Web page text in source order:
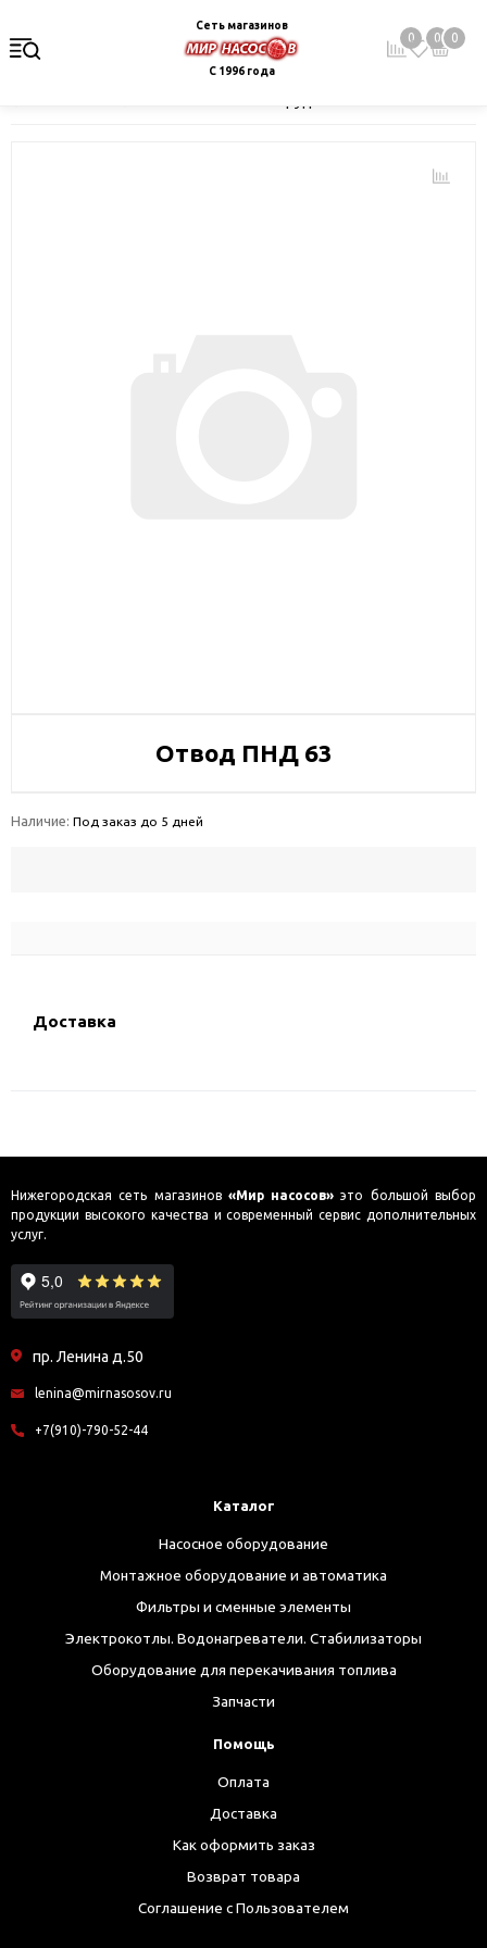
Сеть магазинов
С 1996 года
0 0 0
Отвод ПНД 63
Наличие: Под заказ до 5 дней
Доставка
Нижегородская сеть магазинов «Мир насосов» это большой выбор
продукции высокого качества и современный сервис дополнительных
услуг.
пр. Ленина д.50
lenina@mirnasosov.ru
+7(910)-790-52-44
Каталог
Насосное оборудование
Монтажное оборудование и автоматика
Фильтры и сменные элементы
Электрокотлы. Водонагреватели. Стабилизаторы
Оборудование для перекачивания топлива
Запчасти
Помощь
Оплата
Доставка
Как оформить заказ
Возврат товара
Соглашение с Пользователем